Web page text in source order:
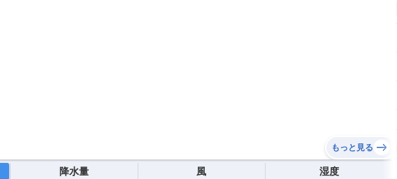
もっと見る
降水量 風 湿度